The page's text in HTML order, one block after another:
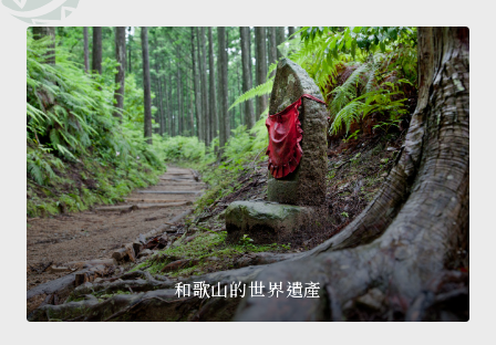
和歌山的世界遺產